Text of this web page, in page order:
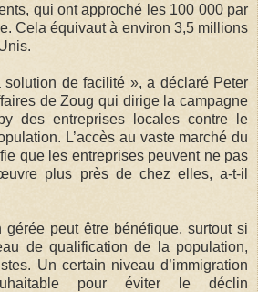
qui ont approché les 100 000 par
Cela équivaut à environ 3,5 millions
solu­tion de facilité », a déclaré Peter
de Zoug qui dirige la campagne
des entreprises locales contre le
L’accès au vaste marché du
que les entreprises peuvent ne pas
plus près de chez elles, a-t-il
gérée peut être bénéfique, surtout si
de qualification de la population,
Un certain niveau d’immigration
pour éviter le déclin